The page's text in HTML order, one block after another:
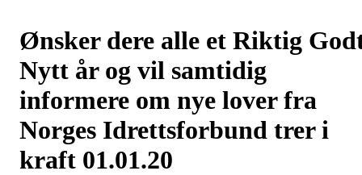
Ønsker dere alle et Riktig
Nytt år og vil samtidig
informere om nye lover fra
Norges Idrettsforbund trer i
kraft 01.01.20